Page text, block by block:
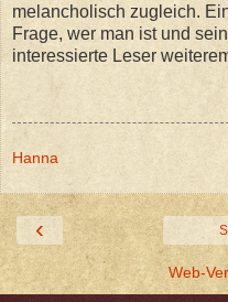
melancholisch zugleich.
Frage, wer man ist und
interessierte Leser
Hanna
‹
Web-